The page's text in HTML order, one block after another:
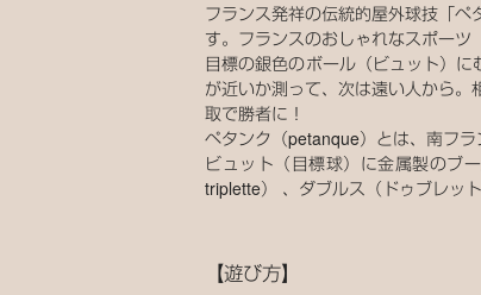
フランス発祥の伝統的屋外球技「
す。フランスのおしゃれなスポーツ
目標の銀色のボール（ビュット）
が近いか測って、次は遠い人から
取で勝者に！
ペタンク（petanque）とは、南フ
ビュット（目標球）に金属製のブ
triplette） 、ダブルス（ドゥブレッ
【遊び方】